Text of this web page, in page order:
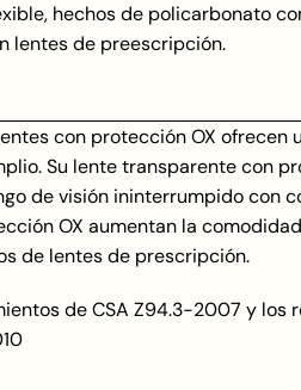
hechos de policarbonato
lentes de preescripción.
con protección OX ofrecen
Su lente transparente con
de visión ininterrumpido con
OX aumentan la
de lentes de prescripción.
de CSA Z94.3-2007 y los